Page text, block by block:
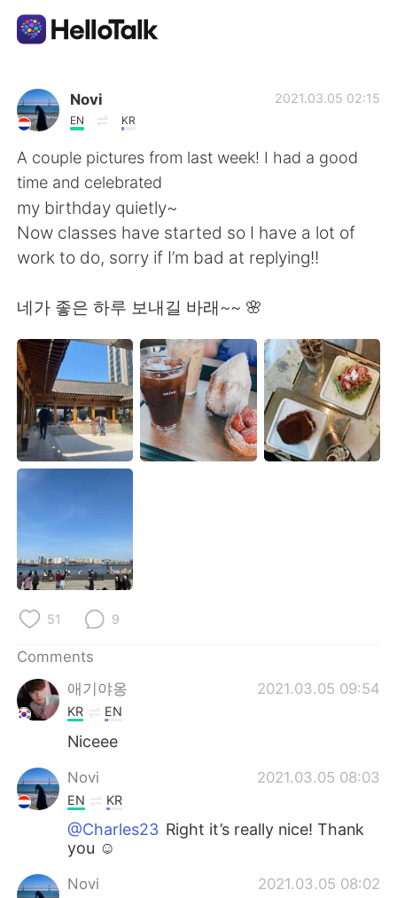
Language Exchange App
AI Grammar Checker
English
简体中文 繁體中文
Español العربية
Français Deutsch
日本語 한국어
Русский ไทย
Türkçe
Português
Novi
EN KR
2021.03.05 02:15
A couple pictures from last week! I had a good
time and celebrated
my birthday quietly~
Now classes have started so I have a lot of
work to do, sorry if I’m bad at replying!!
네가 좋은 하루 보내길 바래~~ 🌸
51 9
Comments
애기야옹
2021.03.05 09:54
KR EN
Niceee
Novi 2021.03.05 08:03
EN KR
@Charles23 Right it’s really nice! Thank
you ☺️
Novi 2021.03.05 08:02